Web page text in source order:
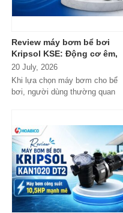
Review máy bơm bể bơi
Kripsol KSE: Động cơ êm,
bền bỉ, có xứng đáng với
danh tiếng từ Tây Ban Nha?
20 July, 2026
Khi lựa chọn máy bơm cho bể
bơi, người dùng thường quan